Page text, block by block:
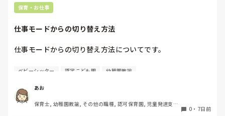
ラブレという飲み物が合うお子さんもいるようです。
色々試されているかと思いますが、本人が1番きついです。
保育・お仕事
仕事モードからの切り替え方法
仕事モードからの切り替え方法についてです。
お休みの日に仕事のことを考えると自分でも切り替えは意識
っています。。
みなさんがどうやって切り替えているかを教えてほしいで
す！
ベビーシッター 認定こども園 幼稚園教諭
あお
保育士, 幼稚園教諭, その他の職種, 認可保育園, 児童発達支援
0 ・ 7日前